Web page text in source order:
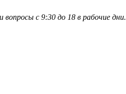
с 9:30 до 18 в рабочие дни.